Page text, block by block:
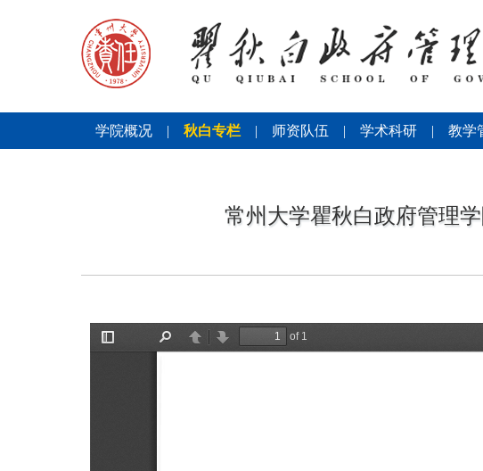
学院概况 | 秋白专栏 | 师资队伍 | 学术科研 | 教学
常州大学瞿秋白政府管理